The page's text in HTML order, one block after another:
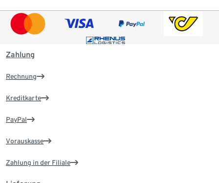
Zahlung
Rechnung
Kreditkarte
PayPal
Vorauskasse
Zahlung in der Filiale